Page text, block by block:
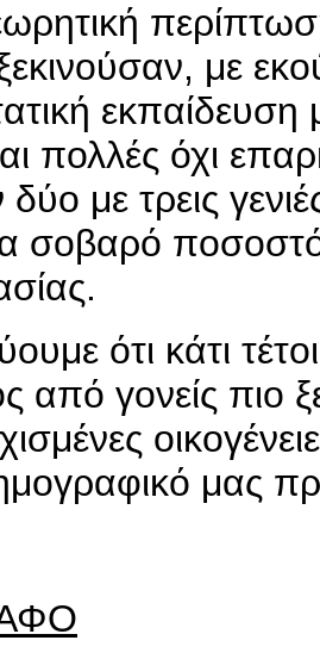
ξεκινούσαν, με
εκπαίδευση
πολλές όχι
δύο με τρεις
σοβαρό
ότι κάτι
από γονείς πιο
μας